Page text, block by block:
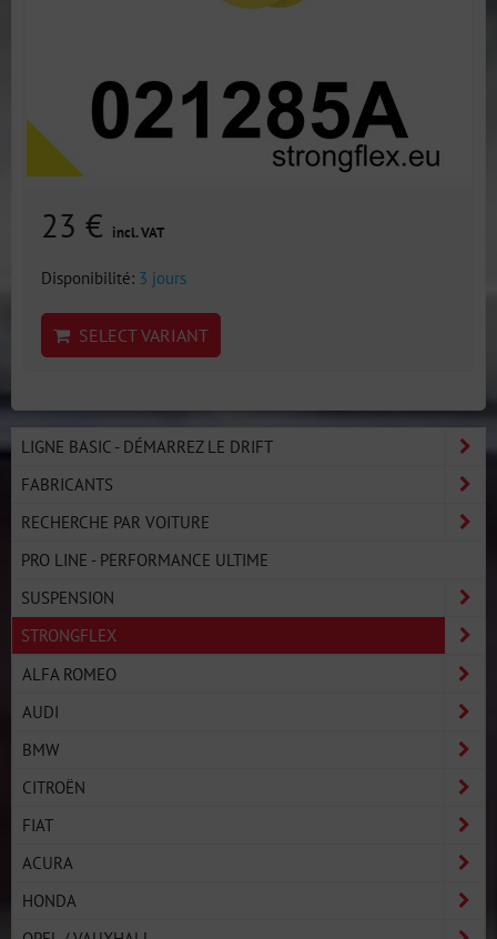
23 € incl. VAT
Disponibilité: 3 jours
SELECT VARIANT
LIGNE BASIC - DÉMARREZ LE DRIFT
FABRICANTS
RECHERCHE PAR VOITURE
PRO LINE - PERFORMANCE ULTIME
SUSPENSION
STRONGFLEX
ALFA ROMEO
AUDI
BMW
CITROËN
FIAT
ACURA
HONDA